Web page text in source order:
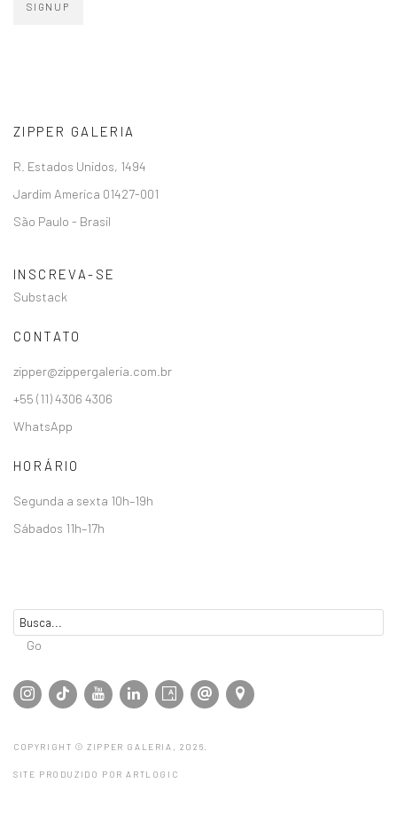
SIGNUP
ZIPPER GALERIA
R. Estados Unidos, 1494
Jardim America 01427-001
São Paulo - Brasil
INSCREVA-SE
Substack
CONTATO
zipper@zippergaleria.com.br
+55 (11) 4306 4306
WhatsApp
HORÁRIO
Segunda a sexta 10h–19h
Sábados 11h–17h
Go
COPYRIGHT © ZIPPER GALERIA, 2026.
SITE PRODUZIDO POR ARTLOGIC